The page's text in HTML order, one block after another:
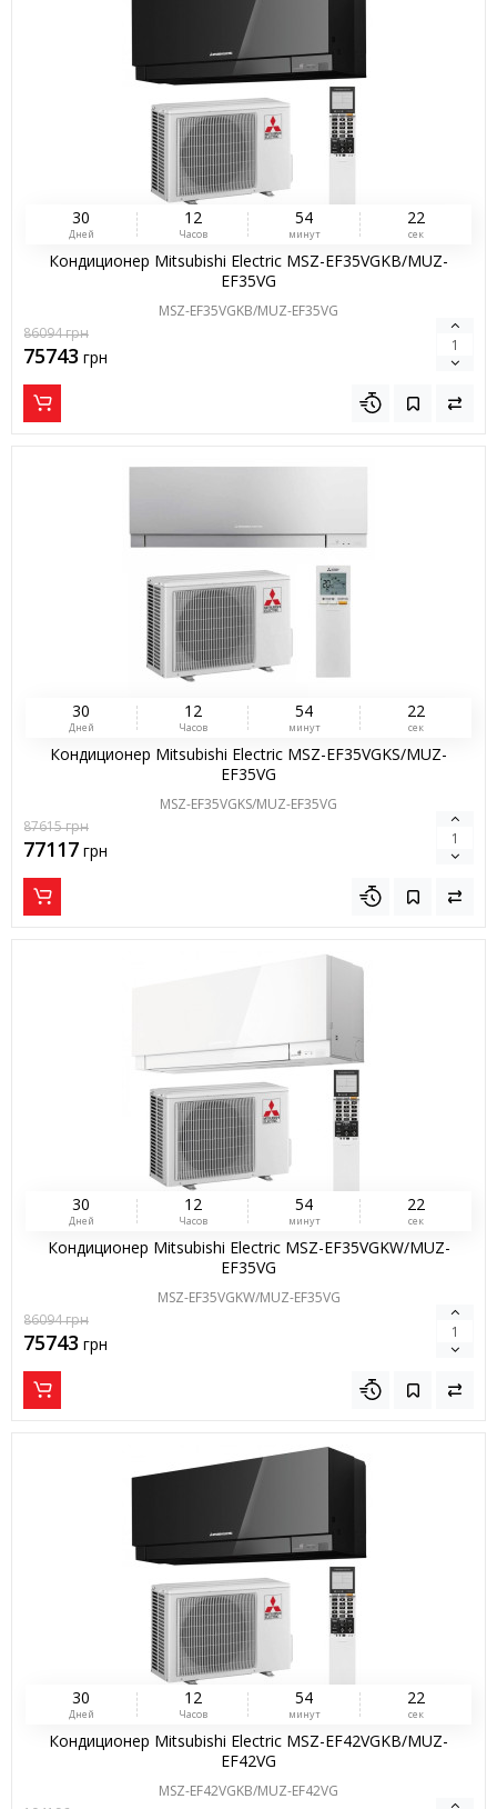
30
Дней
1 2
Часов
54
минут
21
сек
Кондиционер Mitsubishi Electric MSZ-EF35VGKB/MUZ-
EF35VG
MSZ-EF35VGKB/MUZ-EF35VG
86094грн
75743 грн
30
Дней
1 2
Часов
54
минут
21
сек
Кондиционер Mitsubishi Electric MSZ-EF35VGKS/MUZ-
EF35VG
MSZ-EF35VGKS/MUZ-EF35VG
87615грн
77117 грн
30
Дней
1 2
Часов
54
минут
21
сек
Кондиционер Mitsubishi Electric MSZ-EF35VGKW/MUZ-
EF35VG
MSZ-EF35VGKW/MUZ-EF35VG
86094грн
75743 грн
30
Дней
1 2
Часов
54
минут
21
сек
Кондиционер Mitsubishi Electric MSZ-EF42VGKB/MUZ-
EF42VG
MSZ-EF42VGKB/MUZ-EF42VG